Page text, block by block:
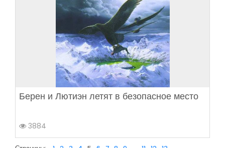
Берен и Лютиэн летят в безопасное место
3884